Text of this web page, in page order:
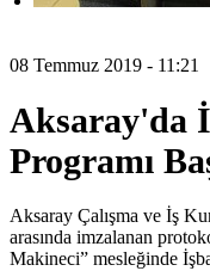
08 Temmuz 2019 - 11:21
Aksaray'da
Programı
Aksaray Çalışma ve İş
arasında imzalanan
Makineci” mesleğinde